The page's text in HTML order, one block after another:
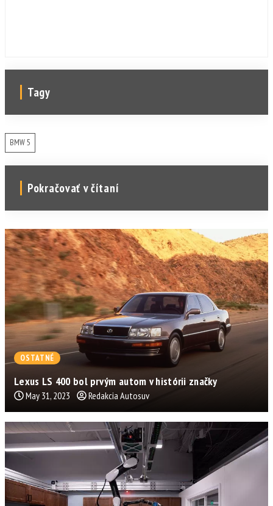
Tagy
BMW 5
Pokračovať v čítaní
OSTATNÉ
Lexus LS 400 bol prvým autom v histórii značky
May 31, 2023 Redakcia Autosuv